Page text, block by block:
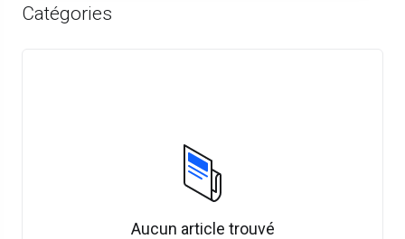
Catégories
Aucun article trouvé